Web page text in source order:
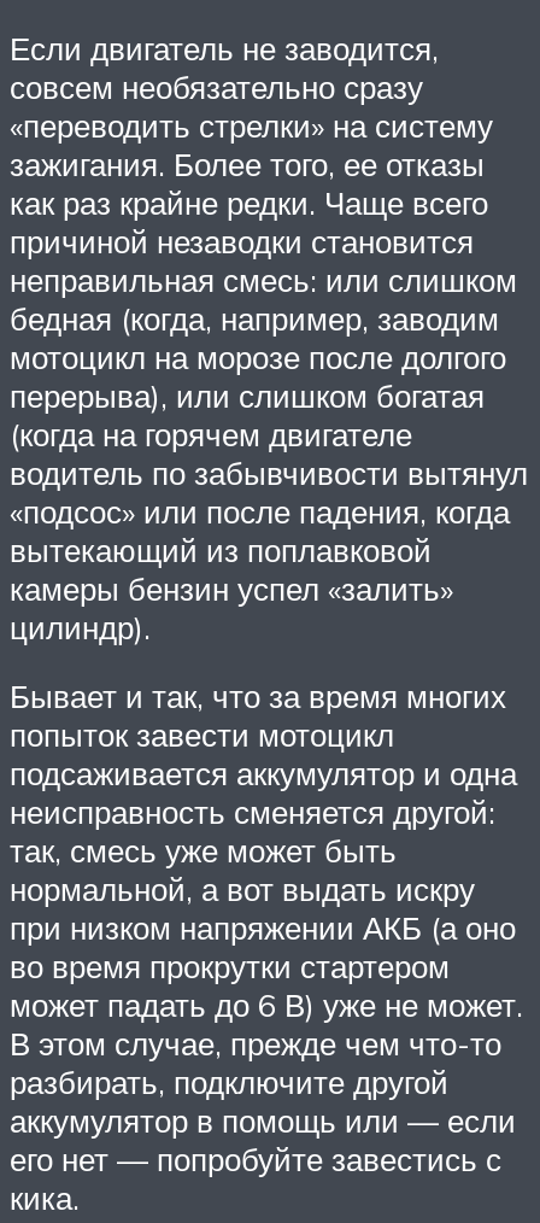
Если двигатель не заводится,
совсем необязательно сразу
«переводить стрелки» на систему
зажигания. Более того, ее отказы
как раз крайне редки. Чаще всего
причиной незаводки становится
неправильная смесь: или слишком
бедная (когда, например, заводим
мотоцикл на морозе после долгого
перерыва), или слишком богатая
(когда на горячем двигателе
водитель по забывчивости вытянул
«подсос» или после падения, когда
вытекающий из поплавковой
камеры бензин успел «залить»
цилиндр).
Бывает и так, что за время многих
попыток завести мотоцикл
подсаживается аккумулятор и одна
неисправность сменяется другой:
так, смесь уже может быть
нормальной, а вот выдать искру
при низком напряжении АКБ (а оно
во время прокрутки стартером
может падать до 6 В) уже не может.
В этом случае, прежде чем что-то
разбирать, подключите другой
аккумулятор в помощь или — если
его нет — попробуйте завестись с
кика.